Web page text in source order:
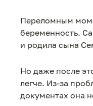
Переломным
беременность.
и родила сына
Но даже после
легче. Из-за
документах она